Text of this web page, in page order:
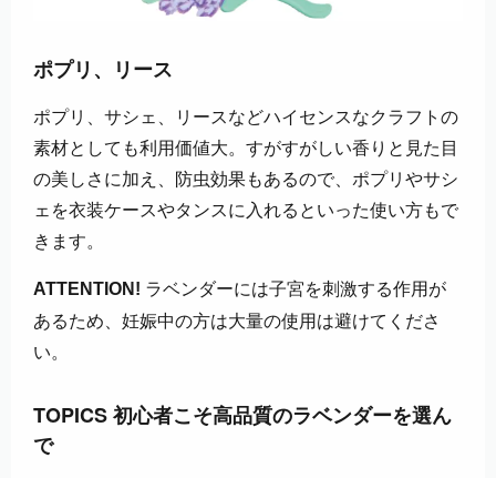
ポプリ、リース
ポプリ、サシェ、リースなどハイセンスなクラフトの
素材としても利用価値大。すがすがしい香りと見た目
の美しさに加え、防虫効果もあるので、ポプリやサシ
ェを衣装ケースやタンスに入れるといった使い方もで
きます。
ATTENTION!
あるため、妊娠中の方は大量の使用は避けてくださ
い。
TOPICS 初心者こそ高品質のラベンダーを選ん
で